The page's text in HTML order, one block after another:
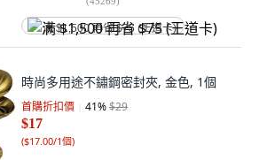
满 $1,500 再省 $75 (王道卡)
時尚多用途不鏽鋼密封夾, 金色, 1個
首購折扣價 41%$29
$17
($17.00/1個)